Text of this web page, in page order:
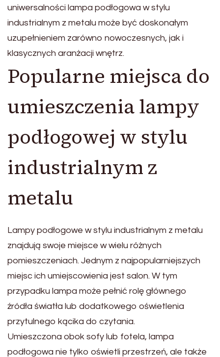
uniwersalności lampa podłogowa w stylu
industrialnym z metalu może być doskonałym
uzupełnieniem zarówno nowoczesnych, jak i
klasycznych aranżacji wnętrz.
Popularne miejsca do
umieszczenia lampy
podłogowej w stylu
industrialnym z
metalu
Lampy podłogowe w stylu industrialnym z metalu
znajdują swoje miejsce w wielu różnych
pomieszczeniach. Jednym z najpopularniejszych
miejsc ich umiejscowienia jest salon. W tym
przypadku lampa może pełnić rolę głównego
źródła światła lub dodatkowego oświetlenia
przytulnego kącika do czytania.
Umieszczona obok sofy lub fotela, lampa
podłogowa nie tylko oświetli przestrzeń, ale także